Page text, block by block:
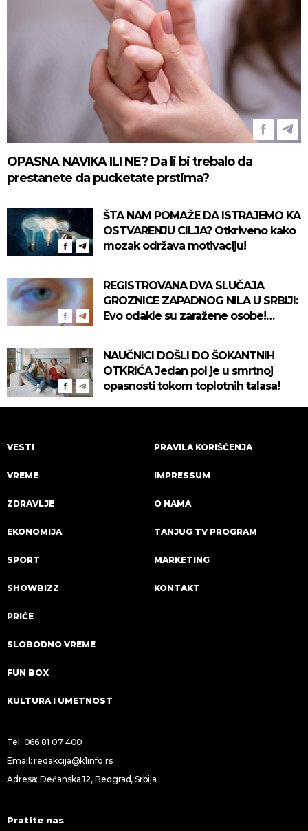
OPASNA NAVIKA ILI NE? Da li bi trebalo da
prestanete da pucketate prstima?
ŠTA NAM POMAŽE DA ISTRAJEMO KA
OSTVARENJU CILJA? Otkriveno kako
mozak održava motivaciju!
REGISTROVANA DVA SLUČAJA
GROZNICE ZAPADNOG NILA U SRBIJI:
Evo odakle su zaražene osobe!
NAUČNICI DOŠLI DO ŠOKANTNIH
OTKRIĆA Jedan pol je u smrtnoj
opasnosti tokom toplotnih talasa!
VESTI
VREME
ZDRAVLJE
EKONOMIJA
SPORT
SHOWBIZZ
PRIČE
SLOBODNO VREME
FUN BOX
KULTURA I UMETNOST
PRAVILA KORIŠĆENJA
IMPRESSUM
O NAMA
TANJUG TV PROGRAM
MARKETING
KONTAKT
Tel: 066 81 07 400
Email:redakcija@k1info.rs
Adresa: Dečanska 12, Beograd, Srbija
Pratite nas